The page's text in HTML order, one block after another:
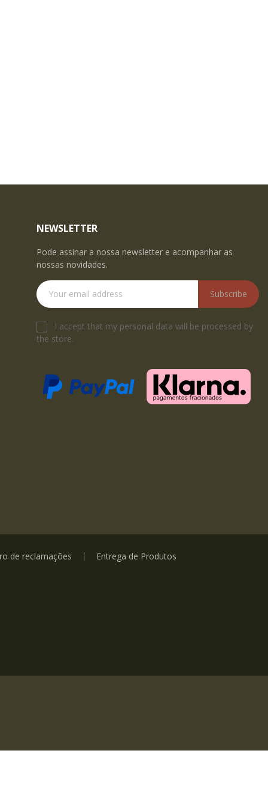
NEWSLETTER
Pode assinar a nossa newsletter e acompanhar as
nossas novidades.
Subscribe
I accept that my personal data will be processed by
the store.
de reclamações Entrega de Produtos